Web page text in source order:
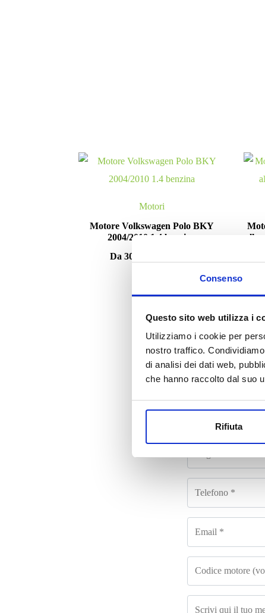
Consenso
Questo sito web utilizza i
Utilizziamo i cookie per
nostro traffico.
di analisi dei dati web,
che hanno raccolto dal suo
Rifiuta
Motori
Motore Volkswagen Polo BKY
2004/2010 1.4 benzina
Da 300.00